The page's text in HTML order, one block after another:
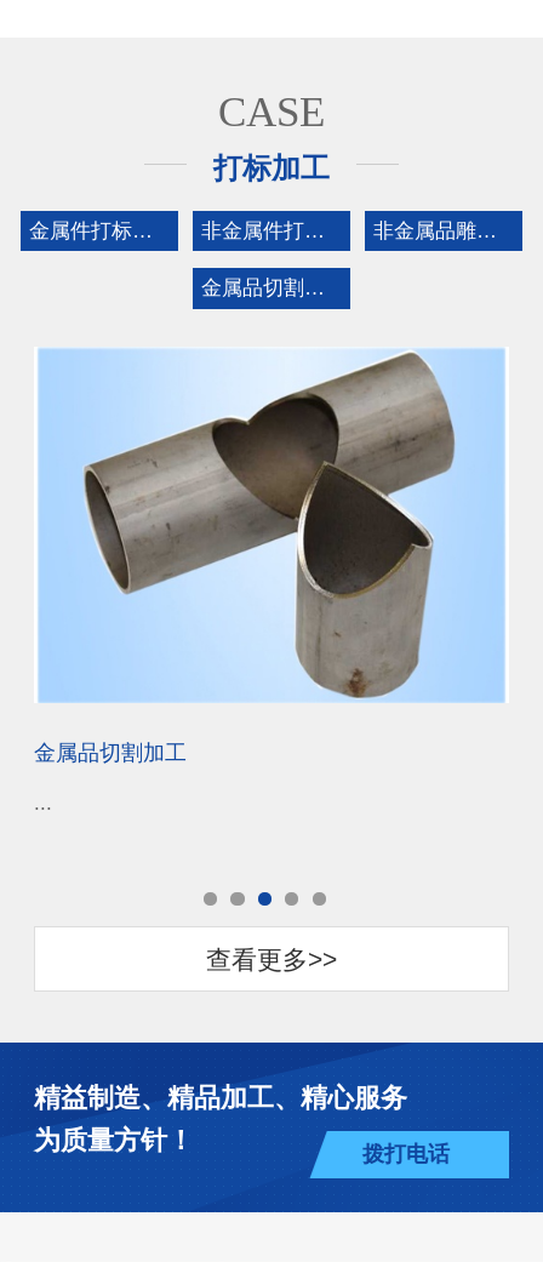
CASE
打标加工
金属件打标加工 非金属件打标加工 非金属品雕刻+切割加工
金属品切割加工
金属品切割加工
...
查看更多>>
精益制造、精品加工、精心服务
为质量方针！
拨打电话